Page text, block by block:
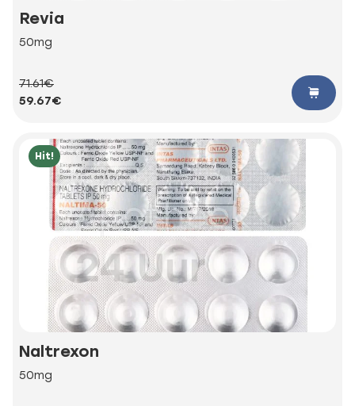
Revia
50mg
71.61€
59.67€
Hit!
Naltrexon
50mg